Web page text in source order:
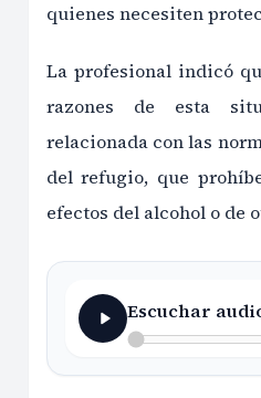
quienes necesiten
La profesional indicó
razones de esta
relacionada con las
del refugio, que
efectos del alcohol o de
Escuchar